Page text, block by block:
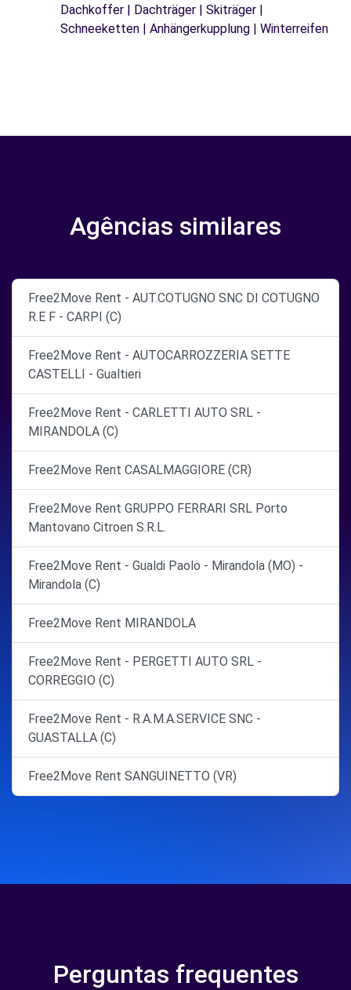
Dachkoffer | Dachträger | Skiträger |
Schneeketten | Anhängerkupplung | Winterreifen
Agências similares
Free2Move Rent - AUT.COTUGNO SNC DI COTUGNO
R.E F - CARPI (C)
Free2Move Rent - AUTOCARROZZERIA SETTE
CASTELLI - Gualtieri
Free2Move Rent - CARLETTI AUTO SRL -
MIRANDOLA (C)
Free2Move Rent CASALMAGGIORE (CR)
Free2Move Rent GRUPPO FERRARI SRL Porto
Mantovano Citroen S.R.L.
Free2Move Rent - Gualdi Paolo - Mirandola (MO) -
Mirandola (C)
Free2Move Rent MIRANDOLA
Free2Move Rent - PERGETTI AUTO SRL -
CORREGGIO (C)
Free2Move Rent - R.A.M.A.SERVICE SNC -
GUASTALLA (C)
Free2Move Rent SANGUINETTO (VR)
Perguntas frequentes